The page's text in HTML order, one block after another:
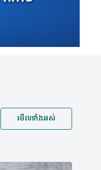
មើលទាំងអស់